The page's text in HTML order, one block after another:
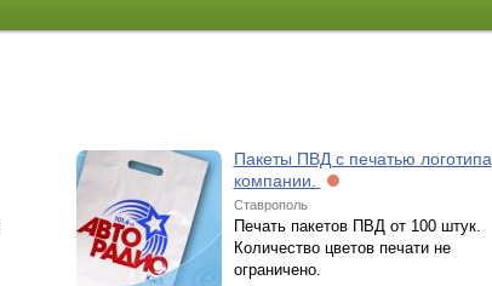
Пакеты ПВД с печатью логотипа
компании.
Ставрополь
Печать пакетов ПВД от 100 штук.
Количество цветов печати не
ограничено.